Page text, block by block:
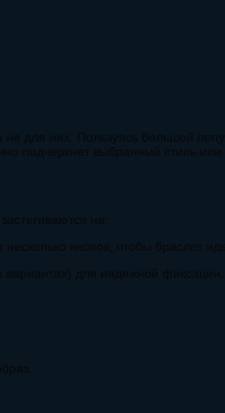
для них. Пользуясь большой
подчеркнет выбранный стиль или
на:
кнопок, чтобы браслет
вариантах) для надежной